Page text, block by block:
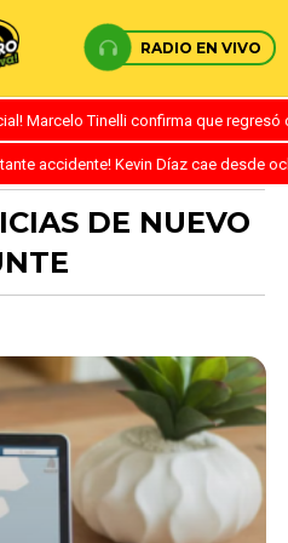
RADIO EN VIVO
Marcelo Tinelli confirma que
accidente! Kevin Díaz cae desde
DE NUEVO